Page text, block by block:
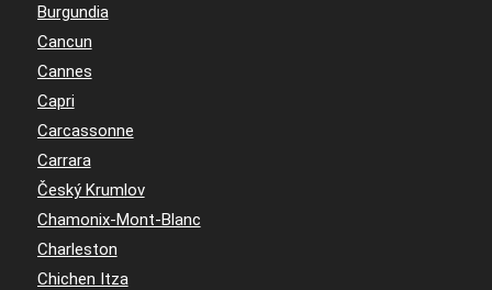
Burgundia
Cancun
Cannes
Capri
Carcassonne
Carrara
Český Krumlov
Chamonix-Mont-Blanc
Charleston
Chichen Itza